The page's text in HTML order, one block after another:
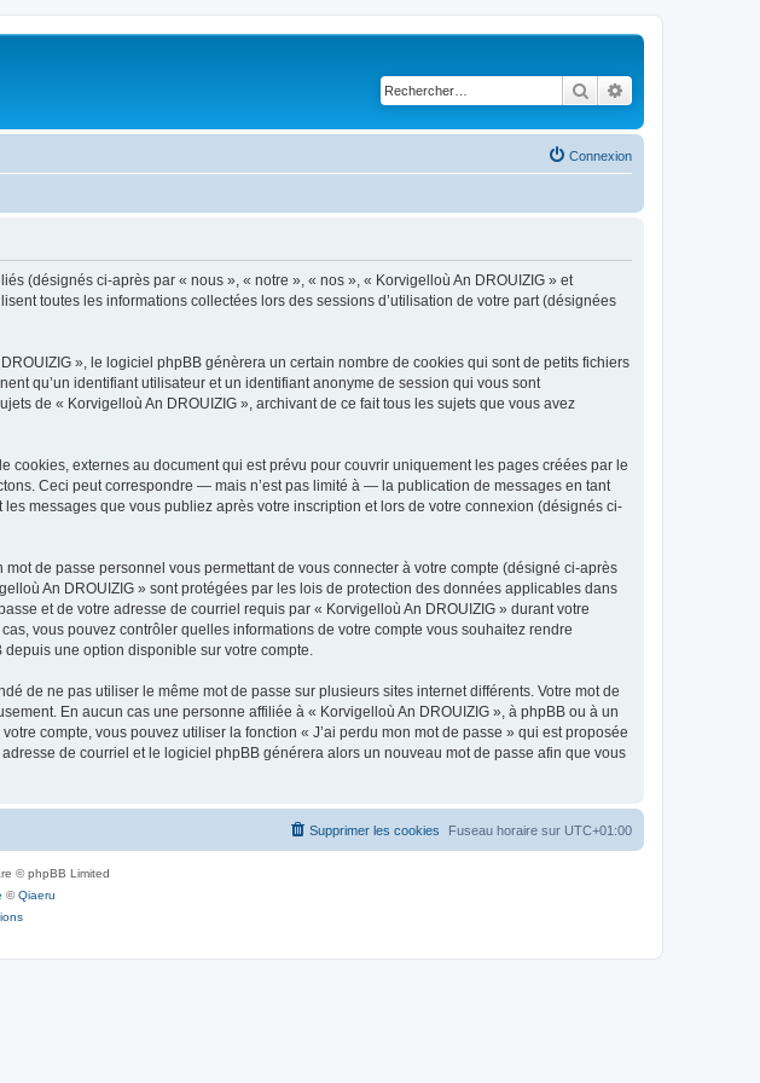
Rechercher
Connexion
(désignés ci-après par « nous », « notre », « nos », « Korvigelloù An DROUIZIG » et
toutes les informations collectées lors des sessions d’utilisation de votre part (désignées
», le logiciel phpBB génèrera un certain nombre de cookies qui sont de petits fichiers
qu’un identifiant utilisateur et un identifiant anonyme de session qui vous sont
de « Korvigelloù An DROUIZIG », archivant de ce fait tous les sujets que vous avez
externes au document qui est prévu pour couvrir uniquement les pages créées par le
Ceci peut correspondre — mais n’est pas limité à — la publication de messages en tant
messages que vous publiez après votre inscription et lors de votre connexion (désignés ci-
de passe personnel vous permettant de vous connecter à votre compte (désigné ci-après
An DROUIZIG » sont protégées par les lois de protection des données applicables dans
et de votre adresse de courriel requis par « Korvigelloù An DROUIZIG » durant votre
vous pouvez contrôler quelles informations de votre compte vous souhaitez rendre
une option disponible sur votre compte.
de ne pas utiliser le même mot de passe sur plusieurs sites internet différents. Votre mot de
En aucun cas une personne affiliée à « Korvigelloù An DROUIZIG », à phpBB ou à un
compte, vous pouvez utiliser la fonction « J’ai perdu mon mot de passe » qui est proposée
de courriel et le logiciel phpBB générera alors un nouveau mot de passe afin que vous
Fuseau horaire sur UTC+01:00
Supprimer les cookies
© phpBB Limited
©Qiaeru